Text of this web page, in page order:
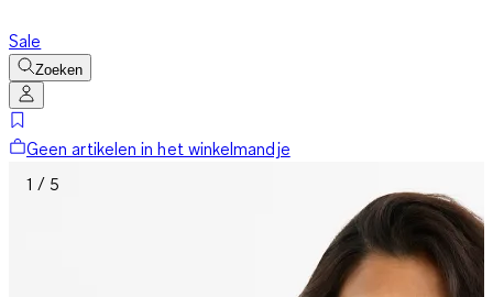
Sale
Zoeken
Geen artikelen in het winkelmandje
1 / 5